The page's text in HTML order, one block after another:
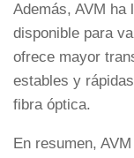
Además, AVM ha
disponible para
ofrece mayor
estables y
fibra óptica.
En resumen,